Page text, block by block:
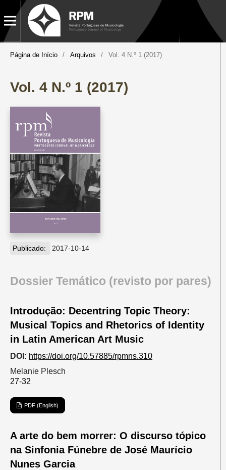
Página de Início / Arquivos / Vol. 4 N.º 1 (2017)
Vol. 4 N.º 1 (2017)
Publicado: 2017-10-14
Dossier Temático (revisto por pares)
Introdução: Decentring Topic Theory:
Musical Topics and Rhetorics of Identity
in Latin American Art Music
DOI: https://doi.org/10.57885/rpmns.310
Melanie Plesch
27-32
PDF (English)
A arte do bem morrer: O discurso tópico
na Sinfonia Fúnebre de José Maurício
Nunes Garcia